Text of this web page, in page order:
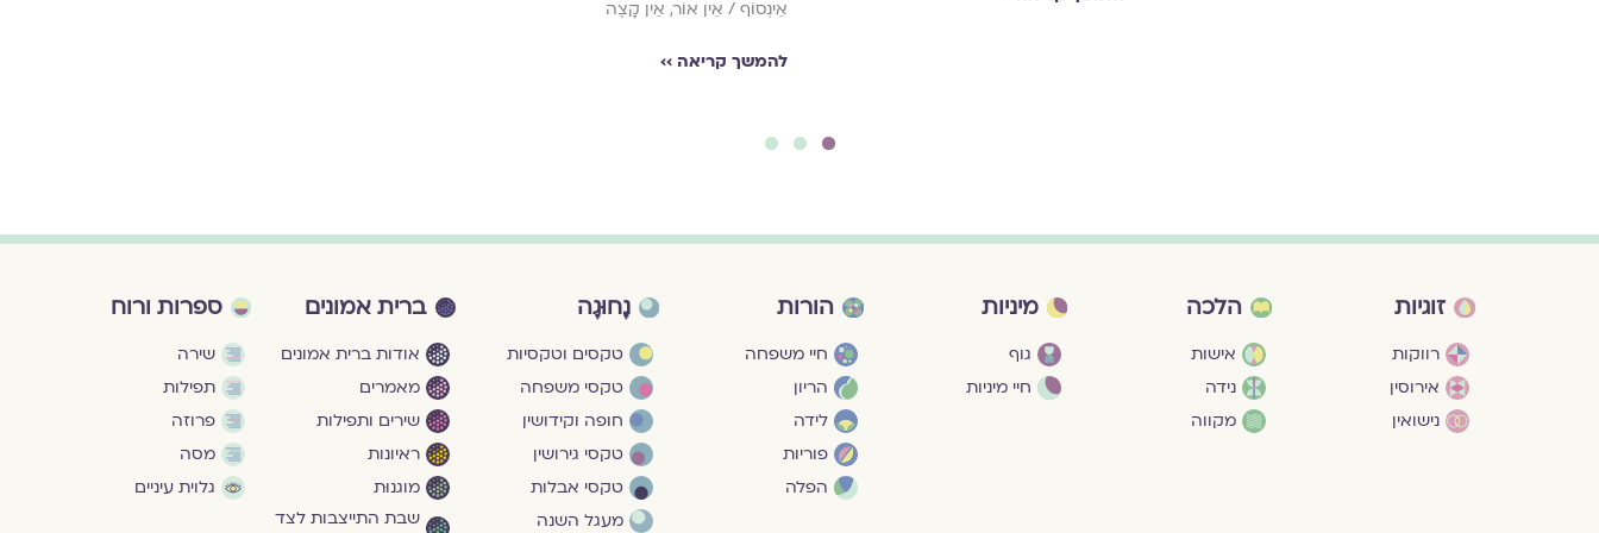
אֵינְסוֹף / אֵין אוֹר, אֵין קָצֶה
להמשך קריאה ››
1
זוגיות
רווקות
אירוסין
נישואין
הלכה
אישות
נידה
מקווה
מיניות
גוף
חיי מיניות
הורות
חיי משפחה
הריון
לידה
פוריות
הפלה
נָחוּגָה
טקסים וטקסיות
טקסי משפחה
חופה וקידושין
טקסי גירושין
טקסי אבלות
מעגל השנה
ברית אמונים
אודות ברית אמונים
מאמרים
שירים ותפילות
ראיונות
מוגנוּת
שבת התייצבות לצד
ספרות ורוח
שירה
תפילות
פרוזה
מסה
גלוית עיניים